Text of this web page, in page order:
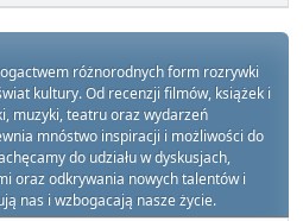
różnorodnych form rozrywki
kultury. Od recenzji filmów, książek i
muzyki, teatru oraz wydarzeń
mnóstwo inspiracji i możliwości do
do udziału w dyskusjach,
oraz odkrywania nowych talentów i
nas i wzbogacają nasze życie.